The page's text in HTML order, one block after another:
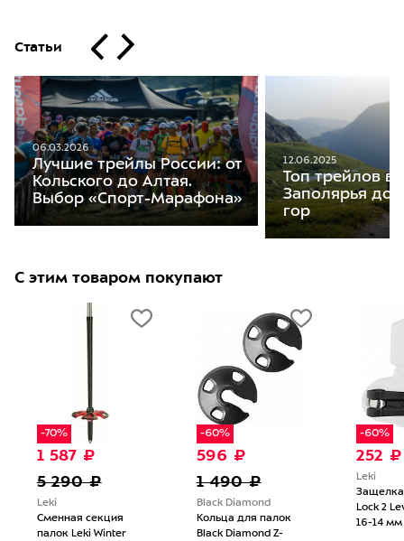
Статьи
06.03.2026
Лучшие трейлы России: от
Кольского до Алтая.
Выбор «Спорт-Марафона»
12.06.2025
Топ трейлов в
Заполярья до
гор
С этим товаром покупают
-70%
1 587 ₽
5 290 ₽
Leki
Сменная секция
палок Leki Winter
-60%
596 ₽
1 490 ₽
Black Diamond
Кольца для палок
Black Diamond Z-
-60%
252 ₽
Leki
Защелка
Lock 2
16-14 мм